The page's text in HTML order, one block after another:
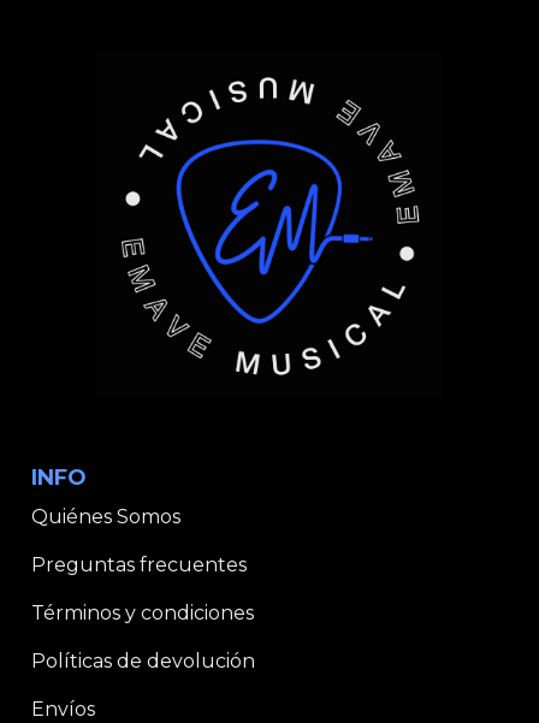
INFO
Quiénes Somos
Preguntas frecuentes
Términos y condiciones
Políticas de devolución
Envíos